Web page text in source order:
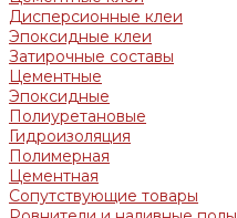
Дисперсионные клеи
Эпоксидные клеи
Затирочные составы
Цементные
Эпоксидные
Полиуретановые
Гидроизоляция
Полимерная
Цементная
Сопутствующие товары